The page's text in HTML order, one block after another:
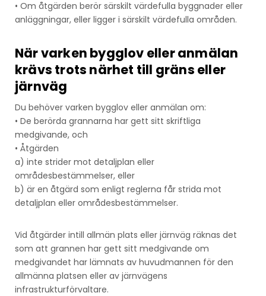
• Om åtgärden berör särskilt värdefulla byggnader eller
anläggningar, eller ligger i särskilt värdefulla områden.
När varken bygglov eller anmälan
krävs trots närhet till gräns eller
järnväg
Du behöver varken bygglov eller anmälan om:
• De berörda grannarna har gett sitt skriftliga
medgivande, och
• Åtgärden
a) inte strider mot detaljplan eller
områdesbestämmelser, eller
b) är en åtgärd som enligt reglerna får strida mot
detaljplan eller områdesbestämmelser.
Vid åtgärder intill allmän plats eller järnväg räknas det
som att grannen har gett sitt medgivande om
medgivandet har lämnats av huvudmannen för den
allmänna platsen eller av järnvägens
infrastrukturförvaltare.